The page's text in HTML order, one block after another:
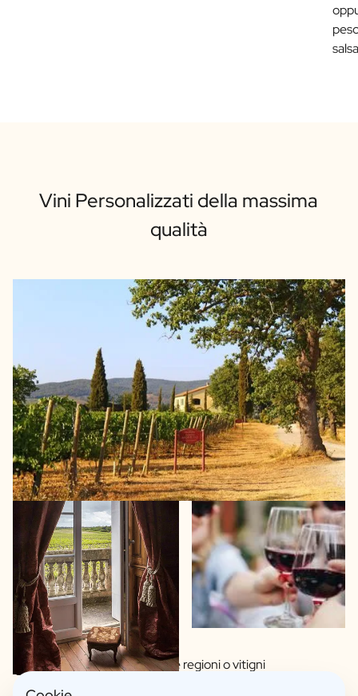
salsa
Vini Personalizzati della massima
qualità
Ampia scelta tra diverse regioni o vitigni
Realizzato da viticoltori artigianali